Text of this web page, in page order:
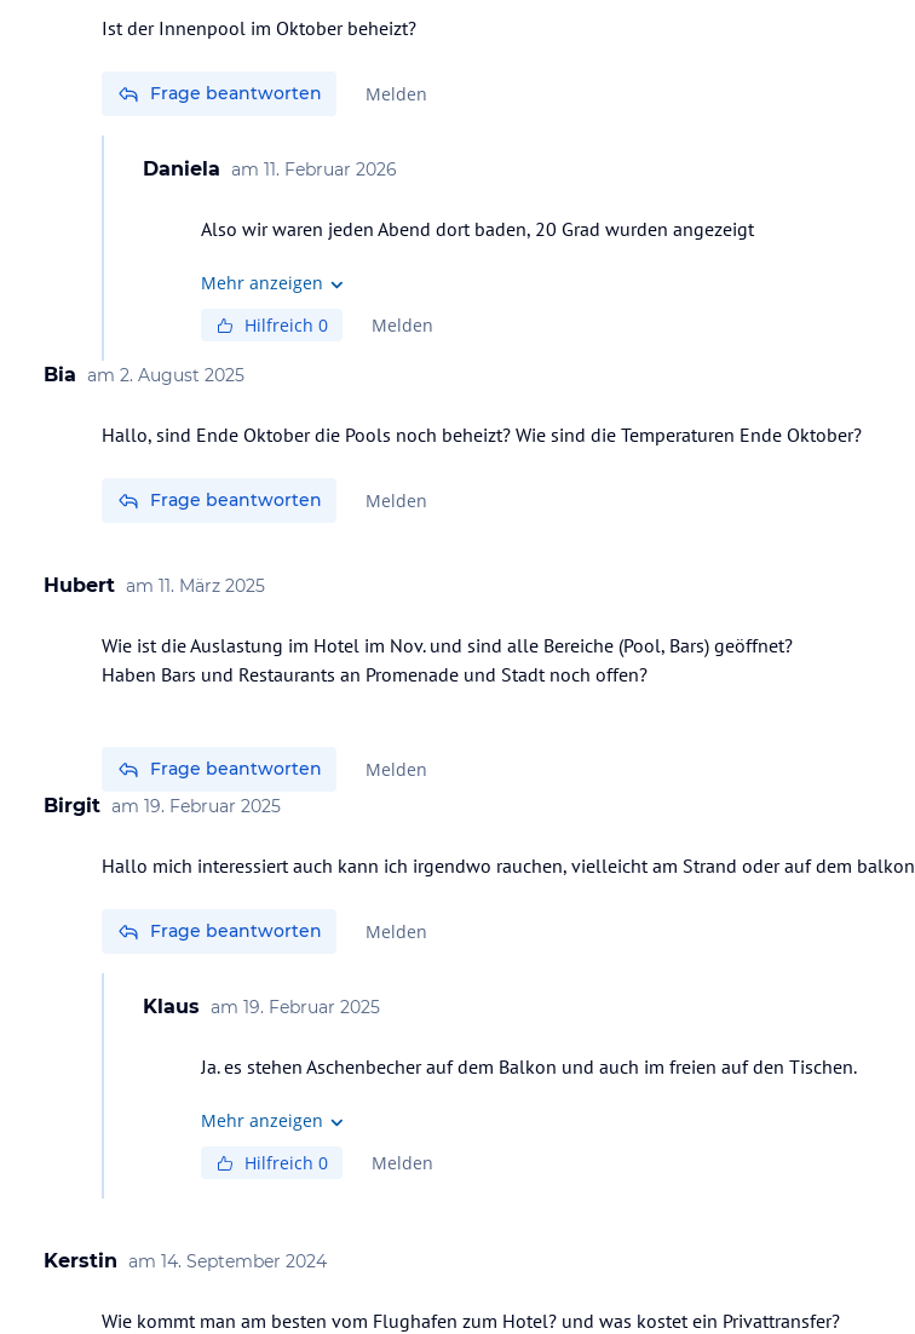
Ist der Innenpool im Oktober beheizt?
Frage beantworten Melden
Daniela am 11. Februar 2026
Also wir waren jeden Abend dort baden, 20 Grad wurden angezeigt
Mehr anzeigen
Hilfreich 0 Melden
Bia am 2. August 2025
Hallo, sind Ende Oktober die Pools noch beheizt? Wie sind die Temperaturen Ende Oktober?
Frage beantworten Melden
Hubert am 11. März 2025
Wie ist die Auslastung im Hotel im Nov. und sind alle Bereiche (Pool, Bars) geöffnet?
Haben Bars und Restaurants an Promenade und Stadt noch offen?
Frage beantworten
Melden
Birgit am 19. Februar 2025
Hallo mich interessiert auch kann ich irgendwo rauchen, vielleicht am Strand oder auf dem balkon
Frage beantworten Melden
Klaus am 19. Februar 2025
Ja. es stehen Aschenbecher auf dem Balkon und auch im freien auf den Tischen.
Mehr anzeigen
Hilfreich 0 Melden
Kerstin am 14. September 2024
Wie kommt man am besten vom Flughafen zum Hotel? und was kostet ein Privattransfer?